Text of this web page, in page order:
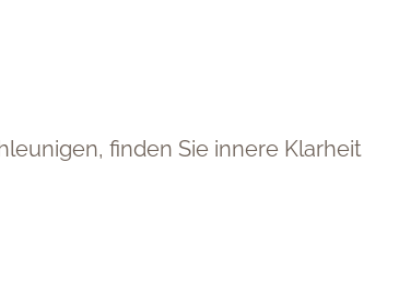
finden Sie innere Klarheit